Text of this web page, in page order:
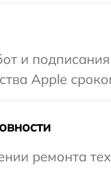
и
Apple
ремонта